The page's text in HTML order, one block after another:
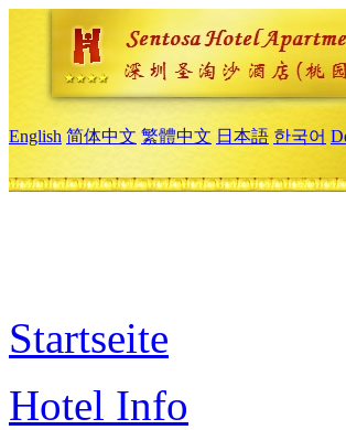
English 简体中文 繁體中文 日本語 한국어
Startseite
Hotel Info